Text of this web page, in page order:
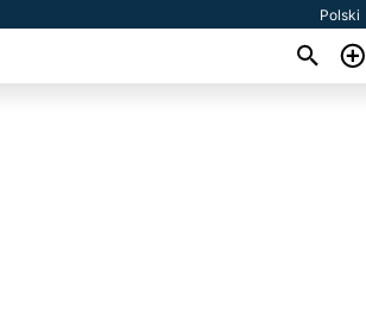
Polski